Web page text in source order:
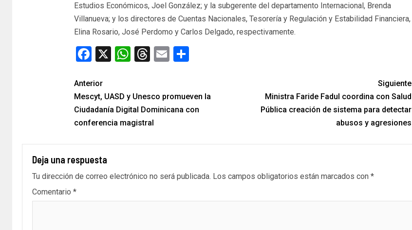
Estudios Económicos, Joel González; y la subgerente del departamento Internacional, Brenda
Villanueva; y los directores de Cuentas Nacionales, Tesorería y Regulación y Estabilidad Financiera,
Elina Rosario, José Perdomo y Carlos Delgado, respectivamente.
Facebook
X WhatsApp
Threads
EmailCompartir
Anterior
Mescyt, UASD y Unesco promueven la
Ciudadanía Digital Dominicana con
conferencia magistral
Siguiente
Ministra Faride Fadul coordina con Salud
Pública creación de sistema para detectar
abusos y agresiones
Deja una respuesta
Tu dirección de correo electrónico no será publicada. Los campos obligatorios están marcados con *
Comentario *